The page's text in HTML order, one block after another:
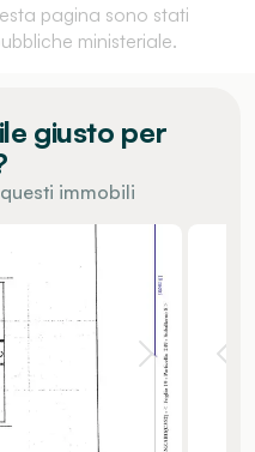
pagina sono stati
ministeriale.
giusto per
immobili